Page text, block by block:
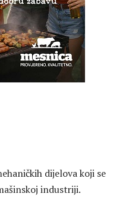
dijelova koji se
industriji.